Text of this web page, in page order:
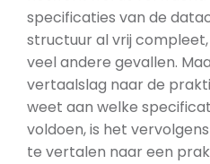
specificaties van de
structuur al vrij
veel andere gevallen.
vertaalslag naar de
weet aan welke
voldoen, is het
te vertalen naar een